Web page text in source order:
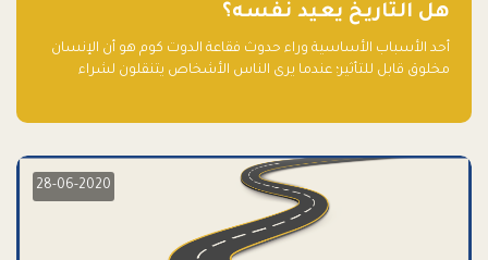
هل التاريخ يعيد نفسه؟
أحد الأسباب الأساسية وراء حدوث فقاعة الدوت كوم هو أن الإنسان
مخلوق قابل للتأثير؛ عندما يرى الناس الأشخاص يتنقلون لشراء
28-06-2020